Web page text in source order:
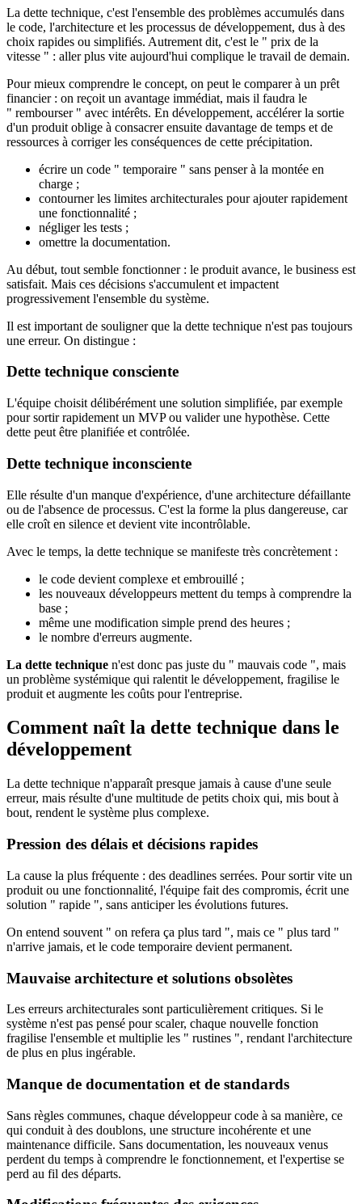
La dette technique, c'est l'ensemble des problèmes accumulés dans
le code, l'architecture et les processus de développement, dus à des
choix rapides ou simplifiés. Autrement dit, c'est le " prix de la
vitesse " : aller plus vite aujourd'hui complique le travail de demain.
Pour mieux comprendre le concept, on peut le comparer à un prêt
financier : on reçoit un avantage immédiat, mais il faudra le
" rembourser " avec intérêts. En développement, accélérer la sortie
d'un produit oblige à consacrer ensuite davantage de temps et de
ressources à corriger les conséquences de cette précipitation.
écrire un code " temporaire " sans penser à la montée en
charge ;
contourner les limites architecturales pour ajouter rapidement
une fonctionnalité ;
négliger les tests ;
omettre la documentation.
Au début, tout semble fonctionner : le produit avance, le business est
satisfait. Mais ces décisions s'accumulent et impactent
progressivement l'ensemble du système.
Il est important de souligner que la dette technique n'est pas toujours
une erreur. On distingue :
Dette technique consciente
L'équipe choisit délibérément une solution simplifiée, par exemple
pour sortir rapidement un MVP ou valider une hypothèse. Cette
dette peut être planifiée et contrôlée.
Dette technique inconsciente
Elle résulte d'un manque d'expérience, d'une architecture défaillante
ou de l'absence de processus. C'est la forme la plus dangereuse, car
elle croît en silence et devient vite incontrôlable.
Avec le temps, la dette technique se manifeste très concrètement :
le code devient complexe et embrouillé ;
les nouveaux développeurs mettent du temps à comprendre la
base ;
même une modification simple prend des heures ;
le nombre d'erreurs augmente.
La dette technique n'est donc pas juste du " mauvais code ", mais
un problème systémique qui ralentit le développement, fragilise le
produit et augmente les coûts pour l'entreprise.
Comment naît la dette technique dans le
développement
La dette technique n'apparaît presque jamais à cause d'une seule
erreur, mais résulte d'une multitude de petits choix qui, mis bout à
bout, rendent le système plus complexe.
Pression des délais et décisions rapides
La cause la plus fréquente : des deadlines serrées. Pour sortir vite un
produit ou une fonctionnalité, l'équipe fait des compromis, écrit une
solution " rapide ", sans anticiper les évolutions futures.
On entend souvent " on refera ça plus tard ", mais ce " plus tard "
n'arrive jamais, et le code temporaire devient permanent.
Mauvaise architecture et solutions obsolètes
Les erreurs architecturales sont particulièrement critiques. Si le
système n'est pas pensé pour scaler, chaque nouvelle fonction
fragilise l'ensemble et multiplie les " rustines ", rendant l'architecture
de plus en plus ingérable.
Manque de documentation et de standards
Sans règles communes, chaque développeur code à sa manière, ce
qui conduit à des doublons, une structure incohérente et une
maintenance difficile. Sans documentation, les nouveaux venus
perdent du temps à comprendre le fonctionnement, et l'expertise se
perd au fil des départs.